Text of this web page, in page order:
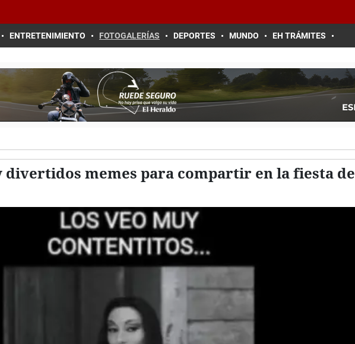
ENTRETENIMIENTO FOTOGALERÍAS DEPORTES MUNDO EH TRÁMITES
divertidos memes para compartir en la fiesta de